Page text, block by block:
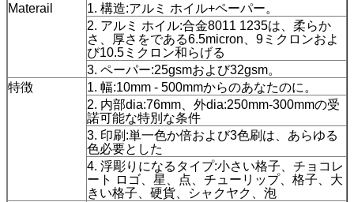
Materail
1. 構造:アルミ ホイル+ペーパー。
2. アルミ ホイル:合金8011 1235は、柔らか
さ、厚さをである6.5micron、9ミクロンおよ
び10.5ミクロン和らげる
3. ペーパー:25gsmおよび32gsm。
特徴
1. 幅:10mm - 500mmからのあなたのに。
2. 内部dia:76mm、外dia:250mm-300mmの受
諾可能な特別な条件
3. 印刷:単一色か倍および3色刷は、あらゆる
色必要とした
4. 浮彫りになるタイプ:小さい格子、チョコレ
ート ロゴ、星、点、チューリップ、格子、大
きい格子、硬貨、シャクヤク、泡